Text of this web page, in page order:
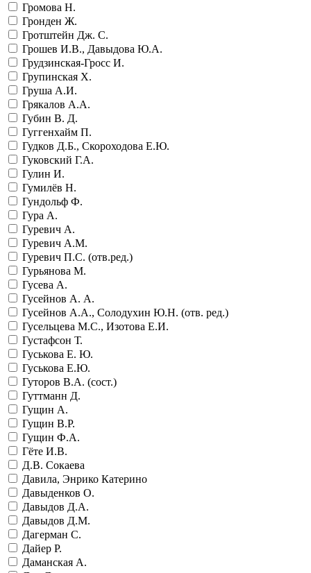
Громова Н.
Гронден Ж.
Гротштейн Дж. С.
Грошев И.В., Давыдова Ю.А.
Грудзинская-Гросс И.
Групинская Х.
Груша А.И.
Грякалов А.А.
Губин В. Д.
Гуггенхайм П.
Гудков Д.Б., Скороходова Е.Ю.
Гуковский Г.А.
Гулин И.
Гумилёв Н.
Гундольф Ф.
Гура А.
Гуревич А.
Гуревич А.М.
Гуревич П.С. (отв.ред.)
Гурьянова М.
Гусева А.
Гусейнов А. А.
Гусейнов А.А., Солодухин Ю.Н. (отв. ред.)
Гусельцева М.С., Изотова Е.И.
Густафсон Т.
Гуськова Е. Ю.
Гуськова Е.Ю.
Гуторов В.А. (сост.)
Гуттманн Д.
Гущин А.
Гущин В.Р.
Гущин Ф.А.
Гёте И.В.
Д.В. Сокаева
Давила, Энрико Катерино
Давыденков О.
Давыдов Д.А.
Давыдов Д.М.
Дагерман С.
Дайер Р.
Даманская А.